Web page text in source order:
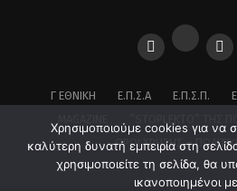
Γ ΕΘΝΙΚΉ Ε.Π.Σ.Α Ε.Π.Σ.Π.
ΌΡΟΙ ΧΡΉΣΗΣ –
Χρησιμοποιούμε cookies για να
καλύτερη δυνατή εμπειρία στη
χρησιμοποιείτε τη σελίδα, θα
ικανοποιημένοι